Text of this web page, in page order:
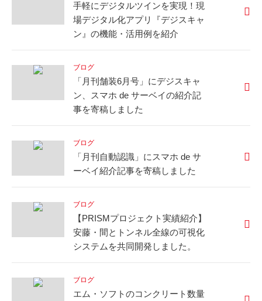
手軽にデジタルツインを実現！現
場デジタル化アプリ『デジスキャ
ン』の機能・活用例を紹介
ブログ
「月刊舗装6月号」にデジスキャ
ン、スマホ de サーベイの紹介記
事を寄稿しました
ブログ
「月刊自動認識」にスマホ de サ
ーベイ紹介記事を寄稿しました
ブログ
【PRISMプロジェクト実績紹介】
安藤・間とトンネル全線の可視化
システムを共同開発しました。
ブログ
エム・ソフトのコンクリート数量